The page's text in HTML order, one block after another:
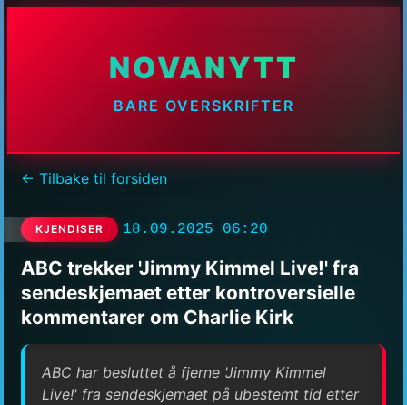
NOVANYTT
BARE OVERSKRIFTER
← Tilbake til forsiden
KJENDISER 18.09.2025 06:20
ABC trekker 'Jimmy Kimmel Live!' fra
sendeskjemaet etter kontroversielle
kommentarer om Charlie Kirk
ABC har besluttet å fjerne 'Jimmy Kimmel
Live!' fra sendeskjemaet på ubestemt tid etter